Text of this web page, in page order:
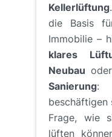
Kellerlüftung
die Basis
Immobilie –
klares
Neubau
Sanierung
beschäftigen
Frage, wie
lüften